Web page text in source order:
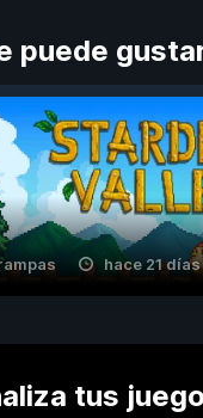
puede
hace 21 días
tus